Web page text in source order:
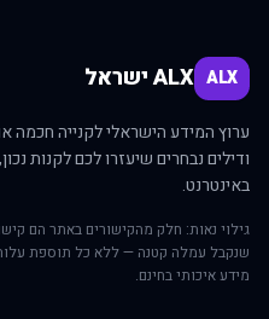
ALX ALX ישראל
ערוץ המידע הישראלי לקנייה חכמה
ודילים נבחרים שיעזרו לכם לקנות
באינטרנט.
גילוי נאות: חלק מהקישורים באתר הם
שנקבל עמלה קטנה — ללא כל תוספת
מידע איכותי בחינם.